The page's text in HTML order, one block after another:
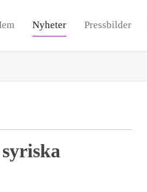
Nyheter Pressbilder